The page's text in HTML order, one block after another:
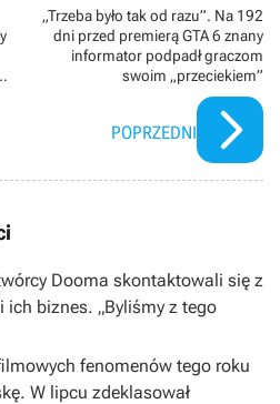
„Trzeba było tak od razu”. Na 192
dni przed premierą GTA 6 znany
informator podpadł graczom
swoim „przeciekiem”
POPRZEDNI
Dooma skontaktowali się z
biznes. „Byliśmy z tego
fenomenów tego roku
W lipcu zdeklasował